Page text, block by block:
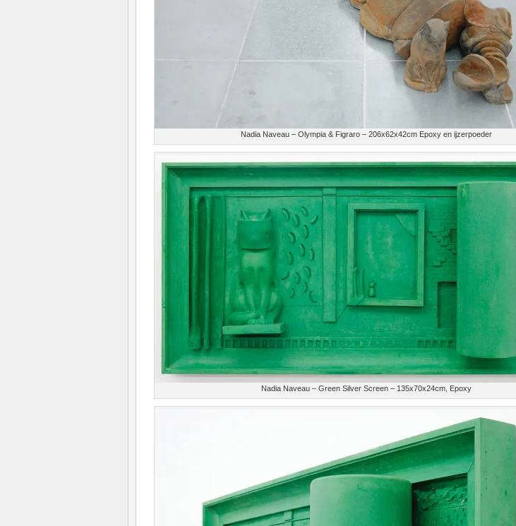
Nadia Naveau – Olympia & Figraro – 206x62x42cm Epoxy en ijzerpoeder
Nadia Naveau – Green Silver Screen – 135x70x24cm, Epoxy